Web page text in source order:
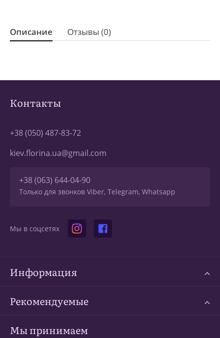
Описание Отзывы (0)
Контакты
+38 (050) 487-83-72
kiev.florina.ua@gmail.com
+38 (063) 644-04-90
Только для звонков Viber, Telegram, Whatsapp
Мы в соцсетях
Информация
Рекомендуемые
Мы принимаем